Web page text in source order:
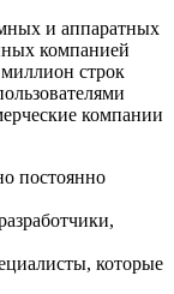
и аппаратных
компанией
строк
компании
постоянно
которые